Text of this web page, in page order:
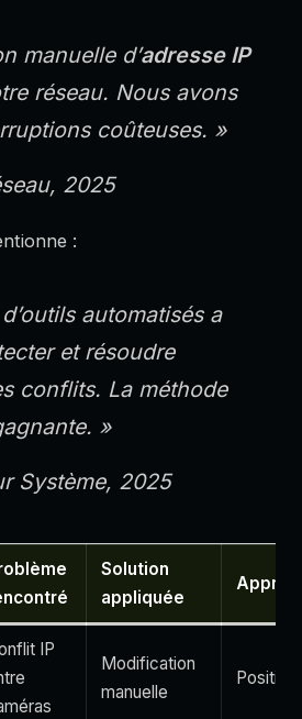
manuelle d’adresse IP
réseau. Nous avons
coûteuses. »
2025
:
automatisés a
et résoudre
conflits. La méthode
»
Système, 2025
Solution
appliquée
IP
Modification
manuelle
Positive